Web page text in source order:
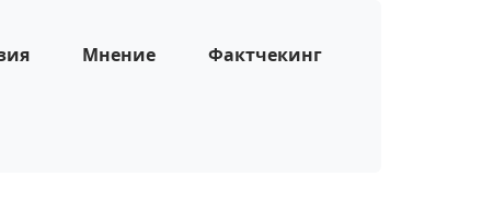
Мнение Фактчекинг